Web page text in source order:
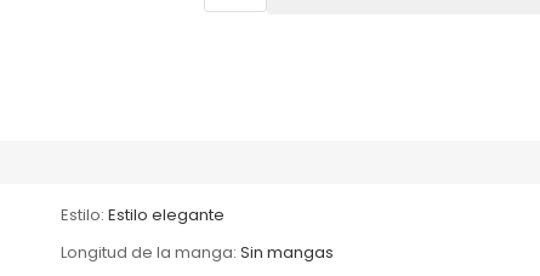
Estilo: Estilo elegante
Longitud de la manga: Sin mangas